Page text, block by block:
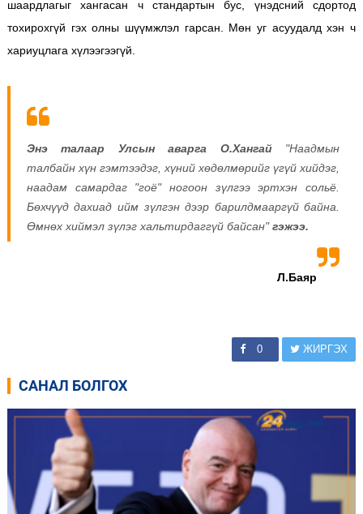
шаардлагыг хангасан ч стандартын бус, үнэдсний сдортод
тохирохгүй гэх олны шүүмжлэл гарсан. Мөн уг асуудалд хэн ч
хариуцлага хүлээгээгүй.
Энэ талаар Улсын аварга О.Хангай"Наадмын
талбайн хүн гэмтээдэг, хүний хөдөлмөрийг үгүй хийдэг,
наадам самардаг "гоё" ногоон зүлгээ эртхэн сольё.
Бөхчүүд дахиад ийм зүлгэн дээр барилдмааргүй байна.
Өмнөх хиймэл зүлэг хальтирдаггүй байсан"гэжээ.
Л.Баяр
0 ЖИРГЭХ
САНАЛ БОЛГОХ